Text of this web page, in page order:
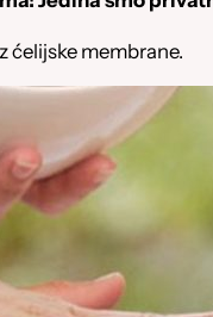
ćelijske membrane.